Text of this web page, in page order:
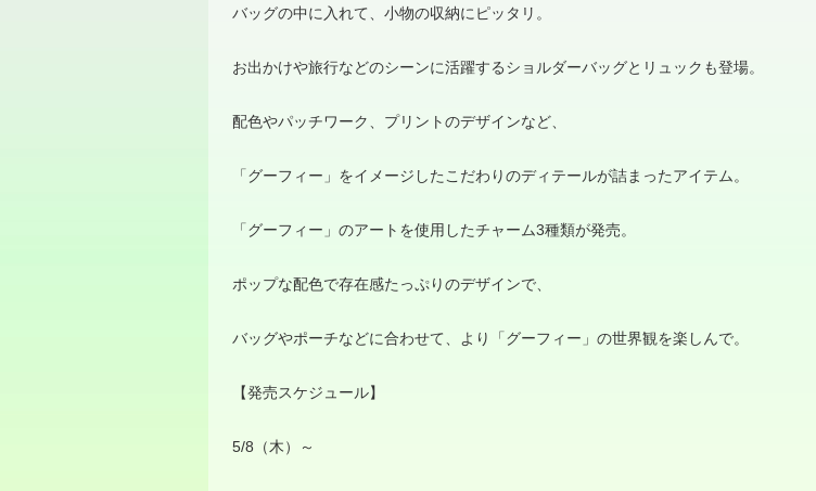
バッグの中に入れて、小物の収納にピッタリ。
お出かけや旅行などのシーンに活躍するショルダーバッグとリュックも登場。
配色やパッチワーク、プリントのデザインなど、
「グーフィー」をイメージしたこだわりのディテールが詰まったアイテム。
「グーフィー」のアートを使用したチャーム3種類が発売。
ポップな配色で存在感たっぷりのデザインで、
バッグやポーチなどに合わせて、より「グーフィー」の世界観を楽しんで。
【発売スケジュール】
5/8（木）～